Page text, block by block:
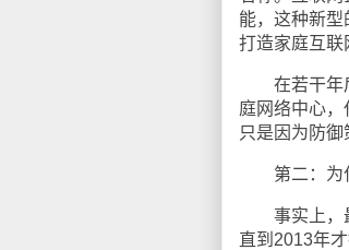
能，这种新
打造家庭互联
在若干年后
庭网络中心
只是因为防御
第二：为什
事实上，最
直到2013年